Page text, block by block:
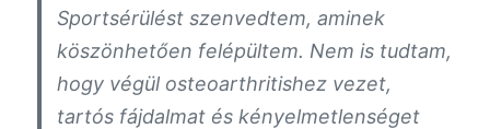
Sportsérülést szenvedtem, aminek
köszönhetően felépültem. Nem is tudtam,
hogy végül osteoarthritishez vezet,
tartós fájdalmat és kényelmetlenséget